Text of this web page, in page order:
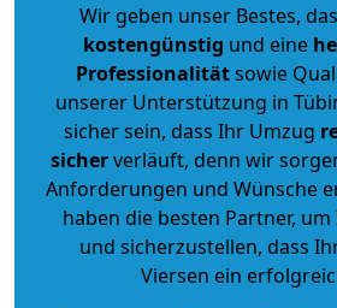
Wir geben unser Bestes,
kostengünstig und eine
Professionalitätsowie
unserer Unterstützung in
sicher sein, dass Ihr Umzug
sicherverläuft, denn wir
Anforderungen und Wünsche
haben die besten Partner,
und sicherzustellen, dass
Viersen ein